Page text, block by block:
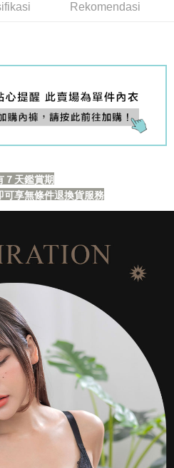
Kadar Penghantaran
Rekomendasi
７天鑑賞期
可享無條件退換貨服務